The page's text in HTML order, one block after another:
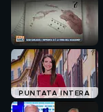
PUNTATA INTERA